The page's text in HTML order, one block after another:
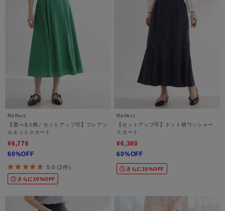
Reflect
【選べる2柄／セットアップ可】フレアシ
ルエットスカート
¥6,776
60%OFF
5.0 (2件)
さらに10%OFF
Reflect
【セットアップ可】ドット柄ワッシャー
スカート
¥6,380
60%OFF
さらに10%OFF